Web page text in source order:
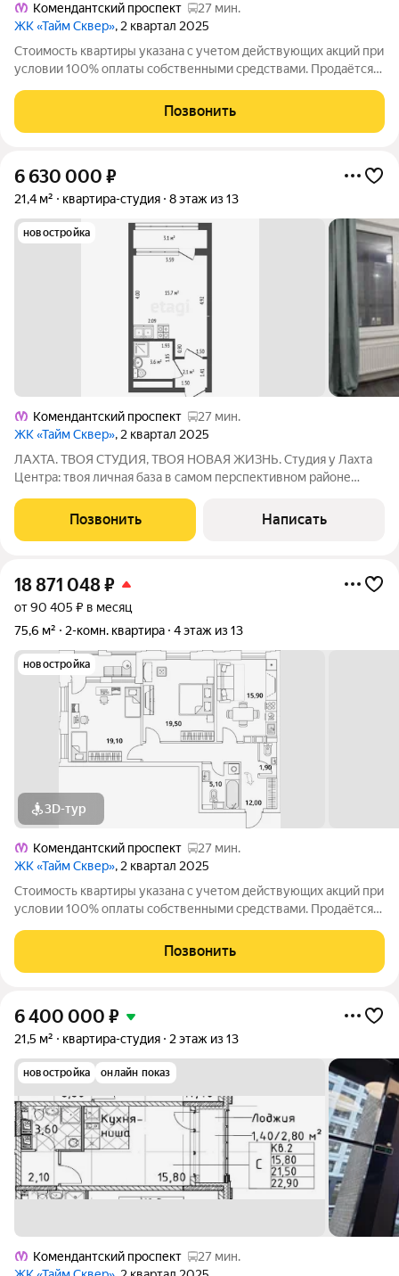
Комендантский проспект
27 мин.
ЖК «Тайм Сквер», 2 квартал 2025
Стоимость квартиры указана с учетом действующих акций при
условии 100% оплаты собственными средствами. Продаётся
«РСТИ» (Росстройинвест). Квартира находится в 13 этажном
доме, в Корпус К9 - Тайм
Позвонить
6 630 000 ₽
21,4 м² квартира-студия 8 этаж из 13
новостройка
Комендантский проспект
27 мин.
ЖК «Тайм Сквер», 2 квартал 2025
ЛАХТА. ТВОЯ СТУДИЯ, ТВОЯ НОВАЯ ЖИЗНЬ. Студия у Лахта
Центра: твоя личная база в самом перспективном районе
«билет» в новую жизнь у залива. Чистовая отделка заезжать
можно уже вчера. Идеально
Позвонить Написать
18 871 048₽
от 90 405 ₽ в месяц
75,6 м²
2-комн. квартира 4 этаж из 13
новостройка
3D-тур
Комендантский проспект
27 мин.
ЖК «Тайм Сквер», 2 квартал 2025
Стоимость квартиры указана с учетом действующих акций при
условии 100% оплаты собственными средствами. Продаётся
«РСТИ» (Росстройинвест). Квартира находится в 13 этажном
доме, в Корпус К9 - Тайм
Позвонить
6 400 000 ₽
21,5 м² квартира-студия 2 этаж из 13
новостройка онлайн показ
Комендантский проспект
27 мин.